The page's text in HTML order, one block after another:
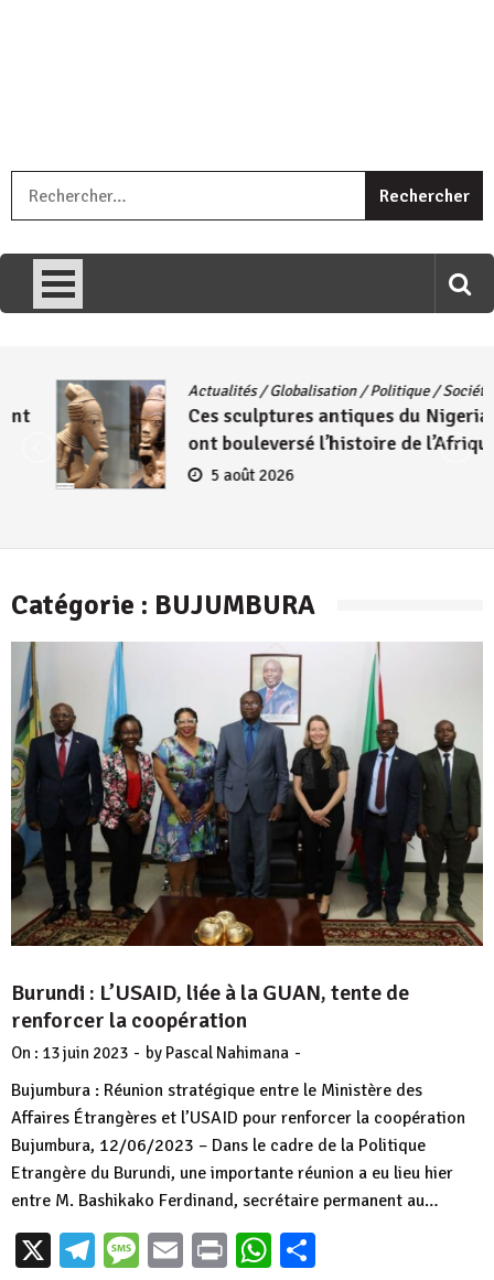
umariye umuryango wawe canke igihugu cakwibarutse .Wewe
Actualités/Globalisation/Politique/Société
Ces sculptures antiques du Nigeria qui
ont bouleversé l’histoire de l’Afrique
5 août 2026
Catégorie : BUJUMBURA
Burundi : L’USAID, liée à la GUAN, tente de
renforcer la coopération
On : 13 juin 2023 - by Pascal Nahimana -
Bujumbura : Réunion stratégique entre le Ministère des
Affaires Étrangères et l’USAID pour renforcer la coopération
Bujumbura, 12/06/2023 – Dans le cadre de la Politique
Etrangère du Burundi, une importante réunion a eu lieu hier
entre M. Bashikako Ferdinand, secrétaire permanent au…
X Telegram
Message
EmailPrintWhatsApp